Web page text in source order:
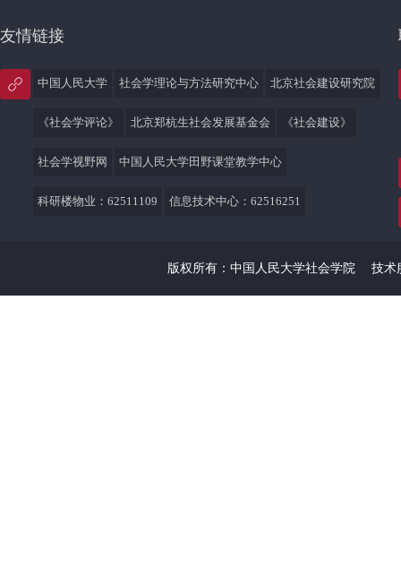
友情链接
中国人民大学 社会学理论与方法研究中心 北京社会建设研究院
《社会学评论》 北京郑杭生社会发展基金会 《社会建设》
社会学视野网 中国人民大学田野课堂教学中心
科研楼物业：62511109 信息技术中心：62516251
版权所有：中国人民大学社会学院 技术